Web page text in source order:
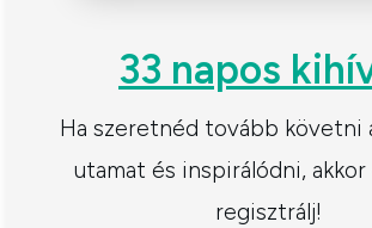
33 napos
Ha szeretnéd tovább követni
utamat és inspirálódni,
regisztrálj!